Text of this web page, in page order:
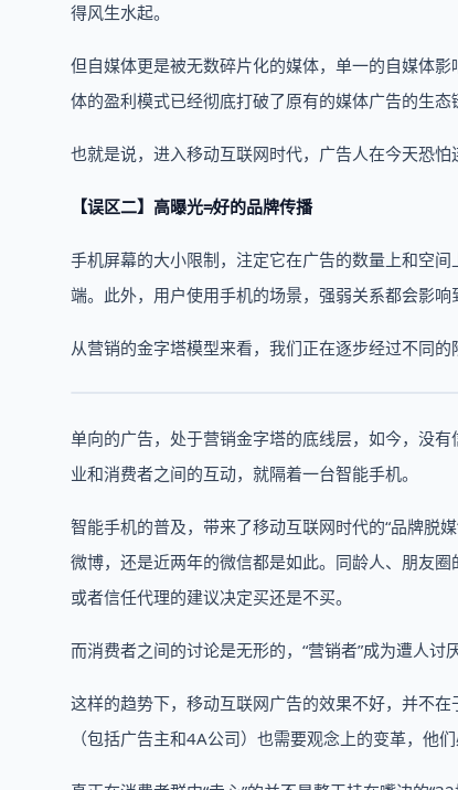
得风生水起。
但自媒体更是被无数碎片化的媒体，单一的自媒体
体的盈利模式已经彻底打破了原有的媒体广告的生
也就是说，进入移动互联网时代，广告人在今天恐怕
【误区二】高曝光≠好的品牌传播
手机屏幕的大小限制，注定它在广告的数量上和空
端。此外，用户使用手机的场景，强弱关系都会影响
从营销的金字塔模型来看，我们正在逐步经过不同的
单向的广告，处于营销金字塔的底线层，如今，没
业和消费者之间的互动，就隔着一台智能手机。
智能手机的普及，带来了移动互联网时代的“品牌脱
微博，还是近两年的微信都是如此。同龄人、朋友
或者信任代理的建议决定买还是不买。
而消费者之间的讨论是无形的，“营销者”成为遭人讨
这样的趋势下，移动互联网广告的效果不好，并不
（包括广告主和4A公司）也需要观念上的变革，他